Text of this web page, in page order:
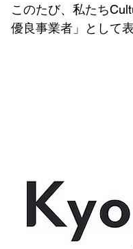
このたび、私たち
優良事業者」として